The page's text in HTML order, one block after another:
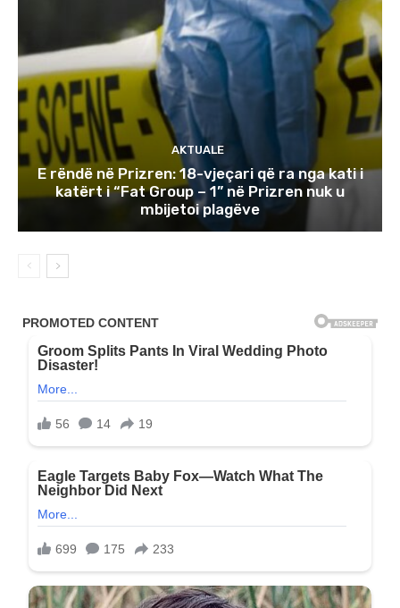
AKTUALE
E rëndë në Prizren: 18-vjeçari që ra nga kati i
katërt i “Fat Group – 1” në Prizren nuk u
mbijetoi plagëve